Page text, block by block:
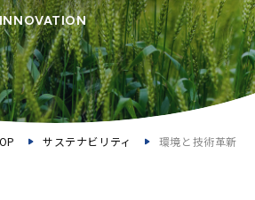
サステナビリティ 環境と技術革新